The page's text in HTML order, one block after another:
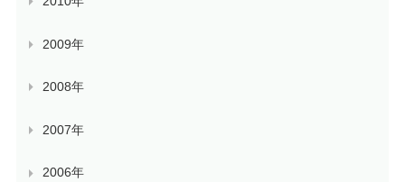
2009年
2008年
2007年
2006年